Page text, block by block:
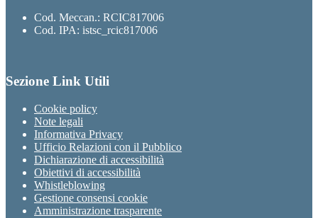
Cod. Meccan.: RCIC817006
Cod. IPA: istsc_rcic817006
Sezione Link Utili
Cookie policy
Note legali
Informativa Privacy
Ufficio Relazioni con il Pubblico
Dichiarazione di accessibilità
Obiettivi di accessibilità
Whistleblowing
Gestione consensi cookie
Amministrazione trasparente